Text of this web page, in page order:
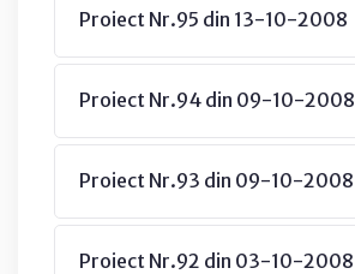
Proiect Nr.95 din 13-10-2008
Proiect Nr.94 din 09-10-2008
Proiect Nr.93 din 09-10-2008
Proiect Nr.92 din 03-10-2008